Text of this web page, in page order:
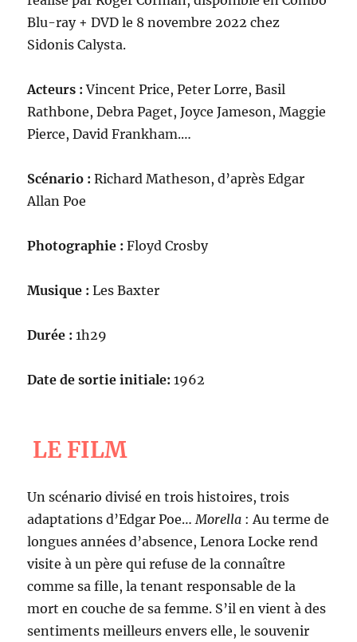
Blu-ray + DVD le 8 novembre 2022 chez
Sidonis Calysta.
Acteurs : Vincent Price, Peter Lorre, Basil
Rathbone, Debra Paget, Joyce Jameson, Maggie
Pierce, David Frankham.…
Scénario :Richard Matheson, d’après Edgar
Allan Poe
Photographie : Floyd Crosby
Musique :Les Baxter
Durée : 1h29
Date de sortie initiale: 1962
LE FILM
Un scénario divisé en trois histoires, trois
adaptations d’Edgar Poe…Morella : Au terme de
longues années d’absence, Lenora Locke rend
visite à un père qui refuse de la connaître
comme sa fille, la tenant responsable de la
mort en couche de sa femme. S’il en vient à des
sentiments meilleurs envers elle, le souvenir